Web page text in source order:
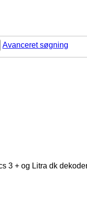
Avanceret søgning
3 + og Litra dk